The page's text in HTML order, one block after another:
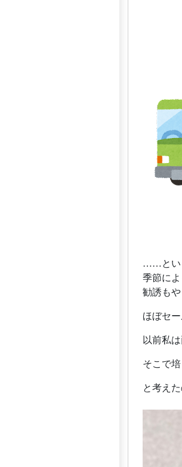
……とい
季節に
勧誘も
ほぼセ
以前私
そこで
と考え